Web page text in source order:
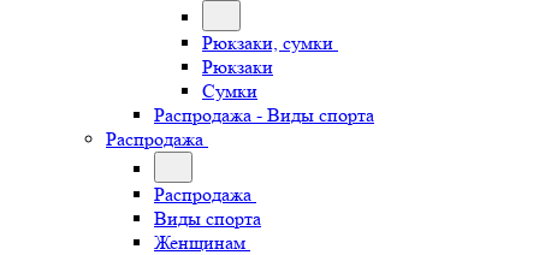
Рюкзаки, сумки
Рюкзаки
Сумки
Распродажа - Виды спорта
Распродажа
Распродажа
Виды спорта
Женщинам